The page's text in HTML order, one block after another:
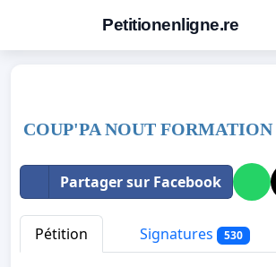
Petitionenligne.re
COUP'PA NOUT FORMATION
Partager sur Facebook
Pétition Signatures 530